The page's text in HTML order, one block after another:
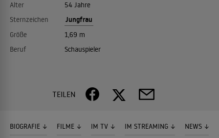
Alter
54 Jahre
Sternzeichen
Jungfrau
Größe
1,69 m
Beruf
Schauspieler
TEILEN
BIOGRAFIE FILME IM TV IM STREAMING NEWS